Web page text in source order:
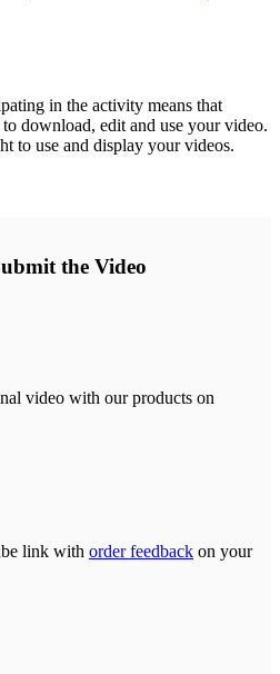
in the activity means that
download, edit and use your video.
to use and display your videos.
the Video
video with our products on
link with order feedback on your